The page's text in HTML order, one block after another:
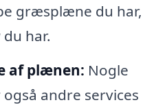
græsplæne du har,
har.
af plænen: Nogle
andre services